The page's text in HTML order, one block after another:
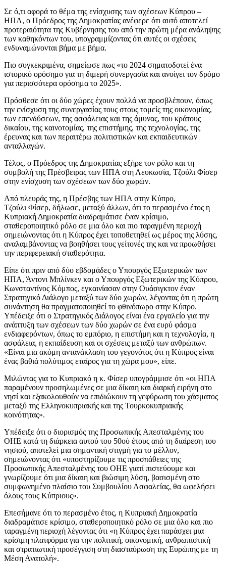
Σε ό,τι αφορά το θέμα της ενίσχυσης των σχέσεων Κύπρου –
ΗΠΑ, ο Πρόεδρος της Δημοκρατίας ανέφερε ότι αυτό αποτελεί
προτεραιότητα της Κυβέρνησης του από την πρώτη μέρα ανάληψης
των καθηκόντων του, υπογραμμίζοντας ότι αυτές οι σχέσεις
ενδυναμώνονται βήμα με βήμα.
Πιο συγκεκριμένα, σημείωσε πως «το 2024 σηματοδοτεί ένα
ιστορικό ορόσημο για τη διμερή συνεργασία και ανοίγει τον δρόμο
για περισσότερα ορόσημα το 2025».
Πρόσθεσε ότι οι δύο χώρες έχουν πολλά να προσβλέπουν, όπως
την ενίσχυση της συνεργασίας τους στους τομείς της οικονομίας,
των επενδύσεων, της ασφάλειας και της άμυνας, του κράτους
δικαίου, της καινοτομίας, της επιστήμης, της τεχνολογίας, της
έρευνας και των περαιτέρω πολιτιστικών και εκπαιδευτικών
ανταλλαγών.
Τέλος, ο Πρόεδρος της Δημοκρατίας εξήρε τον ρόλο και τη
συμβολή της Πρέσβειρας των ΗΠΑ στη Λευκωσία, Τζούλι Φίσερ
στην ενίσχυση των σχέσεων των δύο χωρών.
Από πλευράς της, η Πρέσβης των ΗΠΑ στην Κύπρο,
Τζούλι Φίσερ, δήλωσε, μεταξύ άλλων, ότι το περασμένο έτος η
Κυπριακή Δημοκρατία διαδραμάτισε έναν κρίσιμο,
σταθεροποιητικό ρόλο σε μια όλο και πιο ταραγμένη περιοχή
σημειώνοντας ότι η Κύπρος έχει τοποθετηθεί ως μέρος της λύσης,
αναλαμβάνοντας να βοηθήσει τους γείτονές της και να προωθήσει
την περιφερειακή σταθερότητα.
Είπε ότι πριν από δύο εβδομάδες ο Υπουργός Εξωτερικών των
ΗΠΑ, Άντονι Μπλίνκεν και ο Υπουργός Εξωτερικών της Κύπρου,
Κωνσταντίνος Κόμπος, εγκαινίασαν στην Ουάσιγκτον έναν
Στρατηγικό Διάλογο μεταξύ των δύο χωρών, λέγοντας ότι η πρώτη
συνάντηση θα πραγματοποιηθεί το φθινόπωρο στην Κύπρο.
Υπέδειξε ότι ο Στρατηγικός Διάλογος είναι ένα εργαλείο για την
ανάπτυξη των σχέσεων των δύο χωρών σε ένα ευρύ φάσμα
ενδιαφερόντων, όπως το εμπόριο, η επιστήμη και η τεχνολογία, η
ασφάλεια, η εκπαίδευση και οι σχέσεις μεταξύ των ανθρώπων.
«Είναι μια ακόμη αντανάκλαση του γεγονότος ότι η Κύπρος είναι
ένας βαθιά πολύτιμος εταίρος για τη χώρα μου», είπε.
Μιλώντας για το Κυπριακό η κ. Φίσερ υπογράμμισε ότι «οι ΗΠΑ
παραμένουν προσηλωμένες σε μια δίκαιη και διαρκή ειρήνη στο
νησί και εξακολουθούν να επιδιώκουν τη γεφύρωση του χάσματος
μεταξύ της Ελληνοκυπριακής και της Τουρκοκυπριακής
κοινότητας».
Υπέδειξε ότι ο διορισμός της Προσωπικής Απεσταλμένης του
ΟΗΕ κατά τη διάρκεια αυτού του 50ού έτους από τη διαίρεση του
νησιού, αποτελεί μια σημαντική στιγμή για το μέλλον,
σημειώνοντας ότι «υποστηρίζουμε τις προσπάθειες της
Προσωπικής Απεσταλμένης του ΟΗΕ γιατί πιστεύουμε και
γνωρίζουμε ότι μια δίκαιη και βιώσιμη λύση, βασισμένη στο
συμφωνημένο πλαίσιο του Συμβουλίου Ασφαλείας, θα ωφελήσει
όλους τους Κύπριους».
Επεσήμανε ότι το περασμένο έτος, η Κυπριακή Δημοκρατία
διαδραμάτισε κρίσιμο, σταθεροποιητικό ρόλο σε μια όλο και πιο
ταραγμένη περιοχή λέγοντας ότι «η Κύπρος έχει παράσχει μια
κρίσιμη πλατφόρμα για την πολιτική, οικονομική, ανθρωπιστική
και στρατιωτική προσέγγιση στη διασταύρωση της Ευρώπης με τη
Μέση Ανατολή».